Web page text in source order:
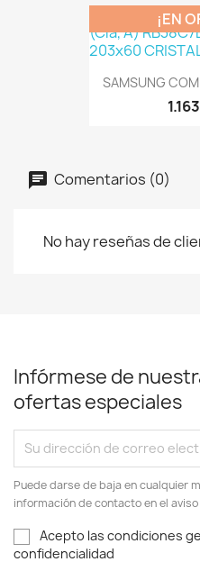
SAMSUNG
¡EN
Comentarios (0)
No hay reseñas de
Infórmese de
ofertas especiales
Puede darse de baja en cualquier
información de contacto en el aviso
Acepto las condiciones
confidencialidad